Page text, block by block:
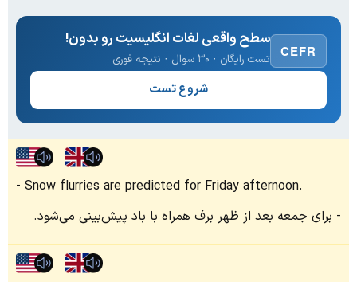
CEFR
سطح واقعی لغات انگلیسیت رو بدون!
تست رایگان · ۳۰ سوال · نتیجه فوری
شروع تست
Snow flurries are predicted for Friday afternoon.
برای جمعه بعد از ظهر برف همراه با باد پیش‌بینی می‌شود.